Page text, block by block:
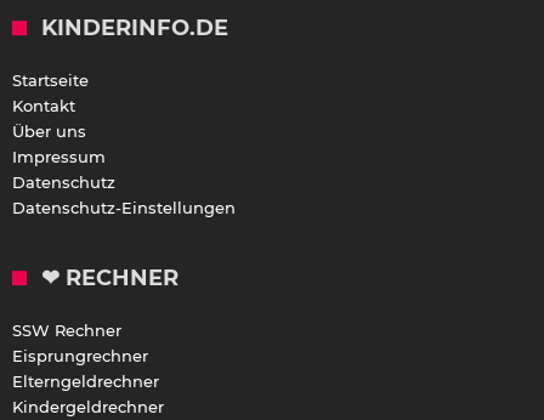
KINDERINFO.DE
Startseite
Kontakt
Über uns
Impressum
Datenschutz
Datenschutz-Einstellungen
❤ RECHNER
SSW Rechner
Eisprungrechner
Elterngeldrechner
Kindergeldrechner